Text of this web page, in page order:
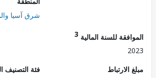
شرق آسيا والمحيط
للسنة المالية3
فئة التصنيف البيئي